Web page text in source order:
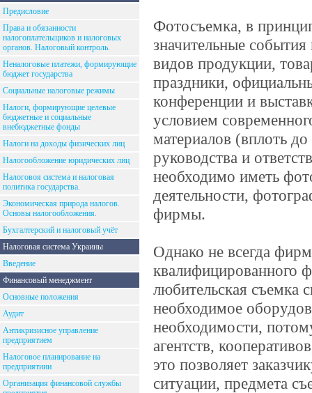
Предисловие
Права и обязанности
налогоплательщиков и налоговых
органов. Налоговый контроль.
Неналоговые платежи, формирующие
бюджет государства
Социальные налоговые режимы
Налоги, формирующие целевые
бюджетные и социальные
внебюджетные фонды
Налоги на доходы физических лиц
Налогообложение юридических лиц
Налоговоя система и налоговая
политика государства.
Экономическая природа налогов.
Основы налогообложения.
Бухгалтерский и налоговый учёт
Налоговая система Украины
Введение
Финансовый менеджмент
Основные положения
Аудит
Антикризисное управление
предприятием
Налоговое планирование на
предприятиии
Организация финансовой службы
Фотосъемка, в
значительные
видов продукции,
праздники,
конференции и
условием
материалов (вплоть
руководства и
необходимо иметь
деятельности,
фирмы.
Однако не всегда
квалифицированного
любительская съемка
необходимое
необходимости,
агентств,
это позволяет
ситуации, предмета